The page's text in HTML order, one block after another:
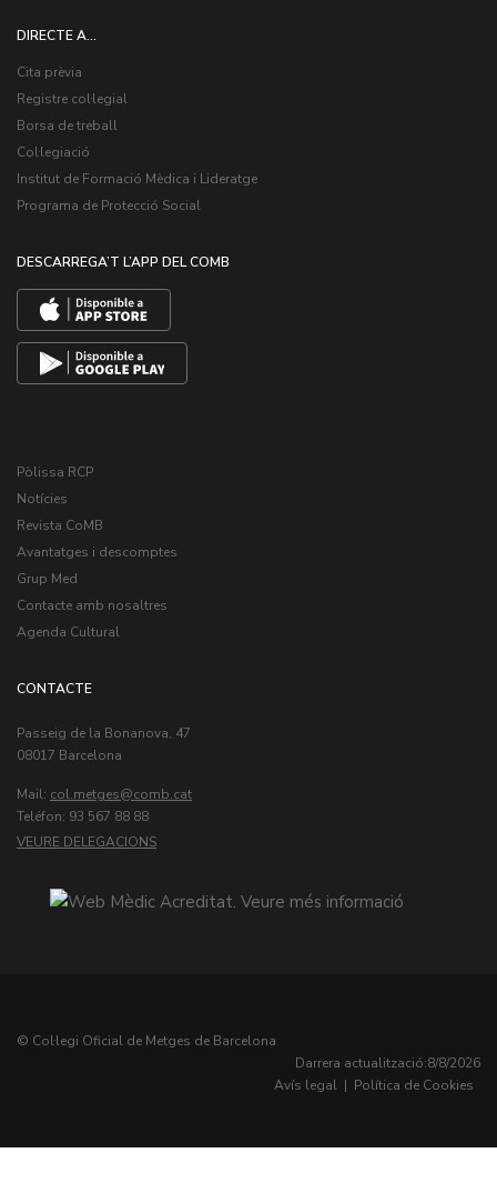
DIRECTE A...
Cita prèvia
Registre col·legial
Borsa de treball
Col·legiació
Institut de Formació Mèdica i Lideratge
Programa de Protecció Social
DESCARREGA’T L’APP DEL COMB
Pòlissa RCP
Notícies
Revista CoMB
Avantatges i descomptes
Grup Med
Contacte amb nosaltres
Agenda Cultural
CONTACTE
Passeig de la Bonanova, 47
08017 Barcelona
Mail: col.metges
Teléfon: 93 567 88 88
VEURE DELEGACIONS
© Col·legi Oficial de Metges de Barcelona
Darrera actualització:8/8/2026
Avís legal | Política de Cookies